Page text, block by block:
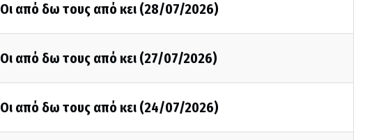
Οι από δω τους από κει (28/07/2026)
Οι από δω τους από κει (27/07/2026)
Οι από δω τους από κει (24/07/2026)